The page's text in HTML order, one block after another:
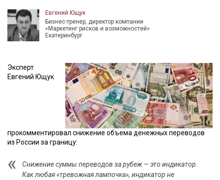
МурзилкаЕвгений Ющук
Бизнес-тренер, директор компании
«Маркетинг рисков и возможностей»
Екатеринбург
Эксперт
Евгений Ющук
прокомментировал снижение объема денежных переводов
из России за границу:
Снижение суммы переводов за рубеж — это индикатор.
Как любая «тревожная лампочка», индикатор не